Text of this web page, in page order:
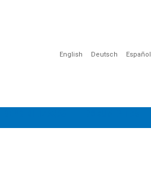
English Deutsch Español